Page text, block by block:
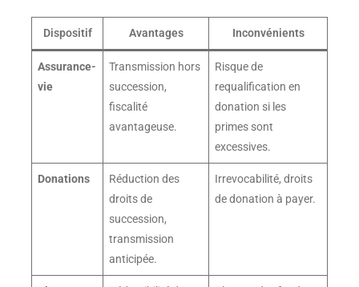
Dispositif Avantages Inconvénients
Assurance-
vie
Transmission hors
succession,
fiscalité
avantageuse.
Risque de
requalification en
donation si les
primes sont
excessives.
Donations
Réduction des
droits de
succession,
transmission
anticipée.
Irrevocabilité, droits
de donation à payer.